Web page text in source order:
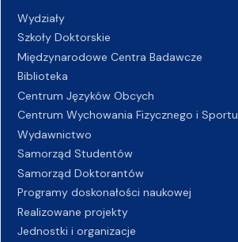
Wydziały
Szkoły Doktorskie
Międzynarodowe Centra Badawcze
Biblioteka
Centrum Języków Obcych
Centrum Wychowania Fizycznego i Sportu
Wydawnictwo
Samorząd Studentów
Samorząd Doktorantów
Programy doskonałości naukowej
Realizowane projekty
Jednostki i organizacje